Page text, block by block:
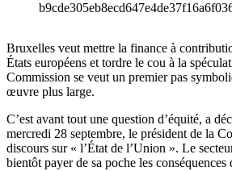
Bruxelles veut mettre la finance à
États européens et tordre le cou à la
Commission se veut un premier pas
œuvre plus large.
C’est avant tout une question d’équité, a
mercredi 28 septembre, le président de la
discours sur « l’État de l’Union ». Le
bientôt payer de sa poche les conséquences